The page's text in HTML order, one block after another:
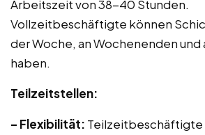
Arbeitszeit von 38-40 Stunden.
Vollzeitbeschäftigte können
der Woche, an Wochenenden und
haben.
Teilzeitstellen:
– Flexibilität: Teilzeitbeschäftigte